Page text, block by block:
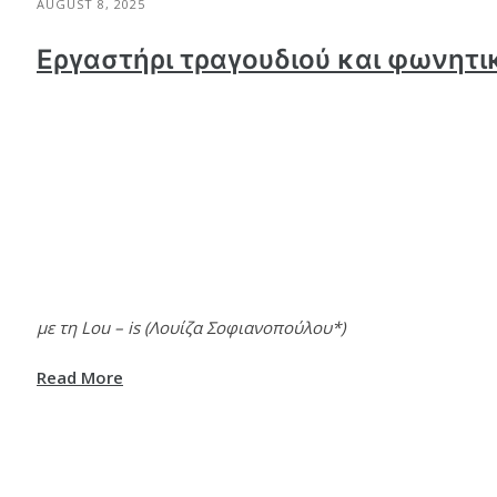
AUGUST 8, 2025
Εργαστήρι τραγουδιού και
με τη Lou – is (Λουίζα Σοφιανοπούλου*)
Read More